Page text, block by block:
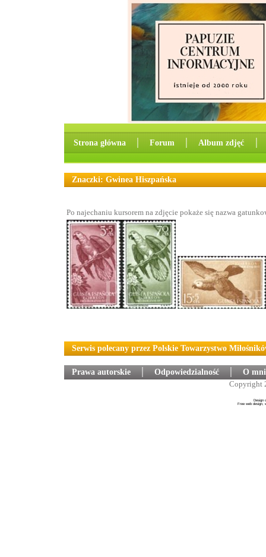
Strona główna Forum Album zdjęć
Znaczki: Gwinea Hiszpańska
Po najechaniu kursorem na zdjęcie pokaże się nazwa
Serwis polecany przez Polskie Towarzystwo
Prawa autorskie Odpowiedzialność
O
Copyright
Design
Free web design,